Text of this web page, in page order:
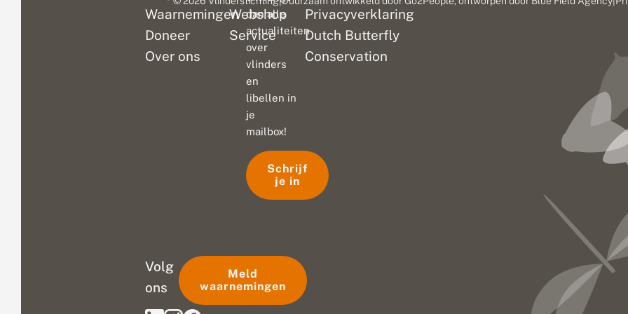
Waarnemingen
Doneer
Over ons
Webshop
Service
Privacyverklaring
Dutch Butterfly
Conservation
dan alle
actualiteiten
over
vlinders
en
libellen in
je
mailbox!
Schrijf
je in
Volg
ons
Meld
waarnemingen